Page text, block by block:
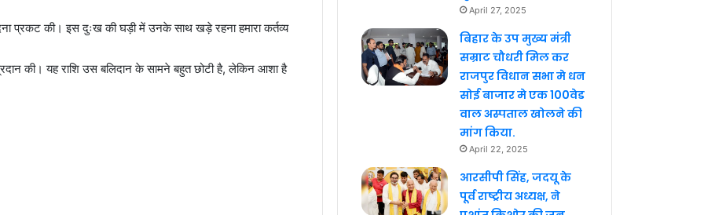
प्रकट की। इस दुःख की घड़ी में उनके साथ खड़े रहना हमारा कर्तव्य
की। यह राशि उस बलिदान के सामने बहुत छोटी है, लेकिन आशा है
April 27, 2025
बिहार के उप मुख्य मंत्री
सम्राट चौधरी मिल कर
राजपुर विधान सभा मे धन
सोई बाजार मे एक 100वेड
वाल अस्पताल खोलने की
मांग किया.
April 22, 2025
आरसीपी सिंह, जदयू के
पूर्व राष्ट्रीय अध्यक्ष, ने